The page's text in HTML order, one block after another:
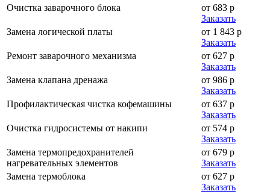
Очистка заварочного блока
от 683 р
Заказать
Замена логической платы
от 1 843 р
Заказать
Ремонт заварочного механизма
от 627 р
Заказать
Замена клапана дренажа
от 986 р
Заказать
Профилактическая чистка кофемашины
от 637 р
Заказать
Очистка гидросистемы от накипи
от 574 р
Заказать
Замена термопредохранителей
нагревательных элементов
от 679 р
Заказать
Замена термоблока
от 627 р
Заказать